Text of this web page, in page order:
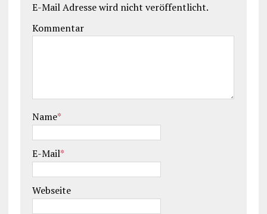
E-Mail Adresse wird nicht veröffentlicht.
Kommentar
Name*
E-Mail*
Webseite